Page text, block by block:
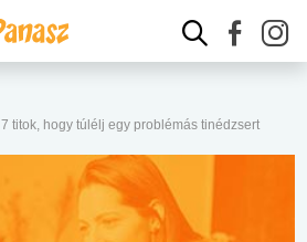
7 titok, hogy túlélj egy problémás tinédzsert